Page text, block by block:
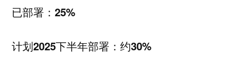
已部署：25%
计划2025下半年部署：约30%